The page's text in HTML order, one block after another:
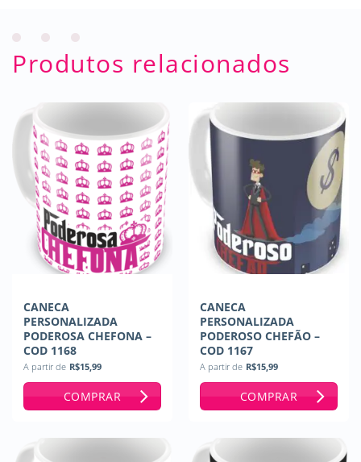
Produtos relacionados
CANECA
PERSONALIZADA
PODEROSA CHEFONA –
COD 1168
A partir de R$15,99
COMPRAR
CANECA
PERSONALIZADA
PODEROSO CHEFÃO –
COD 1167
A partir de R$15,99
COMPRAR